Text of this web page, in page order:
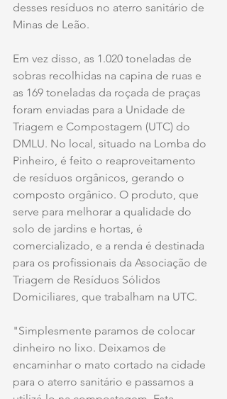
desses resíduos no aterro sanitário de
Minas de Leão.
Em vez disso, as 1.020 toneladas de
sobras recolhidas na capina de ruas e
as 169 toneladas da roçada de praças
foram enviadas para a Unidade de
Triagem e Compostagem (UTC) do
DMLU. No local, situado na Lomba do
Pinheiro, é feito o reaproveitamento
de resíduos orgânicos, gerando o
composto orgânico. O produto, que
serve para melhorar a qualidade do
solo de jardins e hortas, é
comercializado, e a renda é destinada
para os profissionais da Associação de
Triagem de Resíduos Sólidos
Domiciliares, que trabalham na UTC.
"Simplesmente paramos de colocar
dinheiro no lixo. Deixamos de
encaminhar o mato cortado na cidade
para o aterro sanitário e passamos a